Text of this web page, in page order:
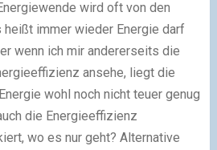
wird oft von den
immer wieder Energie darf
wenn ich mir andererseits die
ansehe, liegt die
wohl noch nicht teuer genug
die Energieeffizienz
wo es nur geht? Alternative